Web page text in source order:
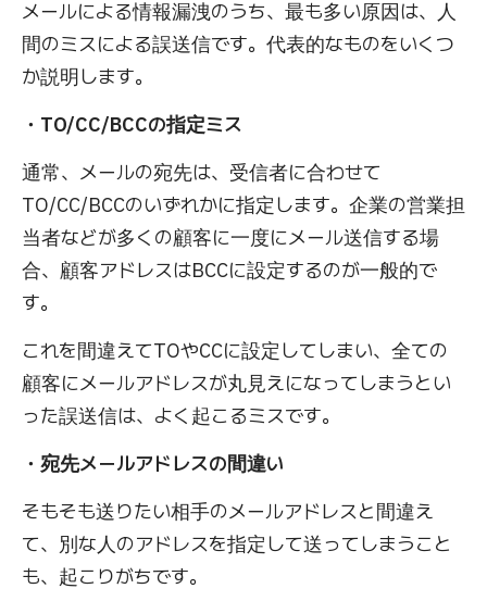
メールによる情報漏洩のうち、最も多い原因は、人
間のミスによる誤送信です。代表的なものをいくつ
か説明します。
・TO/CC/BCCの指定ミス
通常、メールの宛先は、受信者に合わせて
TO/CC/BCCのいずれかに指定します。企業の営業担
当者などが多くの顧客に一度にメール送信する場
合、顧客アドレスはBCCに設定するのが一般的で
す。
これを間違えてTOやCCに設定してしまい、全ての
顧客にメールアドレスが丸見えになってしまうとい
った誤送信は、よく起こるミスです。
・宛先メールアドレスの間違い
そもそも送りたい相手のメールアドレスと間違え
て、別な人のアドレスを指定して送ってしまうこと
も、起こりがちです。